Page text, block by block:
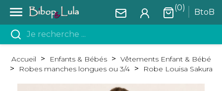
 BtoB
(0)
Accueil Enfants & Bébés
Vêtements Enfant & Bébé
Robes manches longues ou 3/4
Robe Louisa Sakura